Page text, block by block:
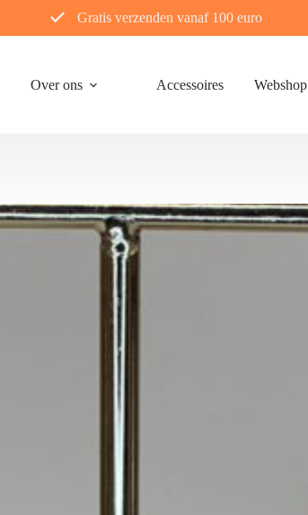
Gratis verzenden vanaf 100 euro
Over ons Accessoires Webshop